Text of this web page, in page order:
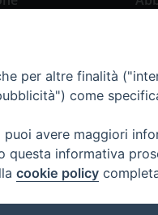
per altre finalità
come
avere maggiori
questa informativa
cookie policy